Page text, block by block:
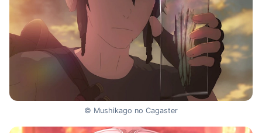
© Mushikago no Cagaster